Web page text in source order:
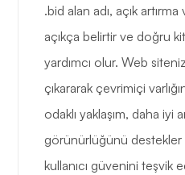
.bid alan adı, açık
açıkça belirtir ve doğru
yardımcı olur. Web
çıkararak çevrimiçi
odaklı yaklaşım, daha iyi
görünürlüğünü
kullanıcı güvenini teşvik